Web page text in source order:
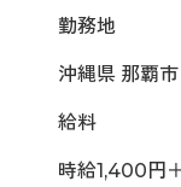
勤務地
沖縄県 那覇
給料
時給1,400円